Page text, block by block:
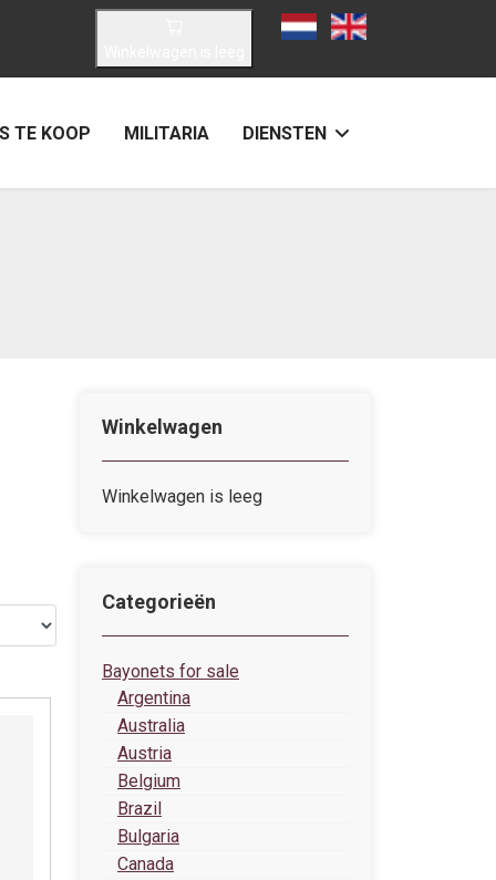
Selecteer de taal
TE KOOP MILITARIA DIENSTEN
Winkelwagen
Winkelwagen is leeg
Categorieën
Bayonets for sale
Argentina
Australia
Austria
Belgium
Brazil
Bulgaria
Canada